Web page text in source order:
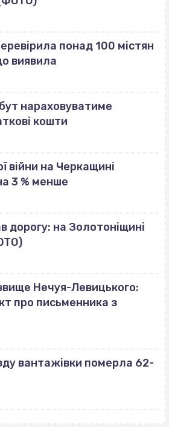
понад 100 містян
виявила
нараховуватиме
кошти
війни на Черкащині
3 % менше
дорогу: на Золотоніщині
Нечуя-Левицького:
про письменника з
вантажівки померла 62-